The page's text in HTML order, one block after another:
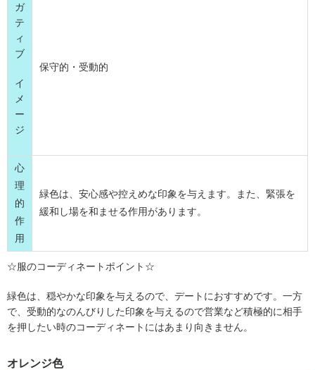
ガ
テ
ィ
ブ
イ
メ
ー
ジ
保守的・受動的
心
理
的
作
用
緑色は、安心感や控えめな印象を与えます。また、緊張を
緩和し場を和ませる作用があります。
☆服のコーディネートポイント☆
緑色は、穏やかな印象を与えるので、デートにおすすめです。一方
で、受動的なのんびりした印象を与えるので営業など積極的に相手
を押したい時のコーディネートにはあまり向きません。
オレンジ色